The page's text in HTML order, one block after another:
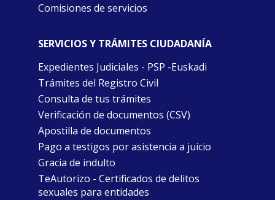
Comisiones de servicios
SERVICIOS Y TRÁMITES CIUDADANÍA
Expedientes Judiciales - PSP -Euskadi
Trámites del Registro Civil
Consulta de tus trámites
Verificación de documentos (CSV)
Apostilla de documentos
Pago a testigos por asistencia a juicio
Gracia de indulto
TeAutorizo - Certificados de delitos
sexuales para entidades